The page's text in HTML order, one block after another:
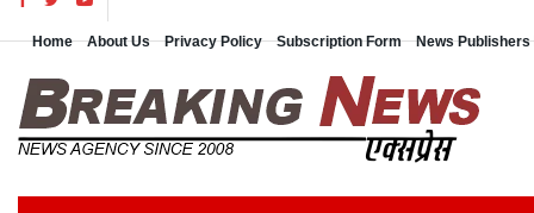
Home About Us Privacy Policy Subscription Form News